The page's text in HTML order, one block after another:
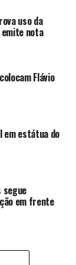
uso da
nota
Flávio
em estátua do
segue
em frente